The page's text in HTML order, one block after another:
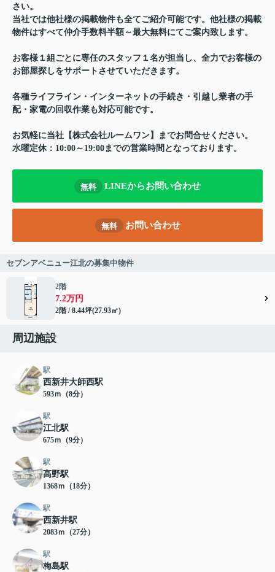
さい。
当社では他社様の掲載物件も全てご紹介可能です。他社様の掲載
物件はすべて仲介手数料半額～最大無料にてご案内致します。
お客様１組ごとに専任のスタッフ１名が担当し、全力でお客様の
お部屋探しをサポートさせていただきます。
各種ライフライン・インターネットの手続き・引越し業者の手
配・家電の回収作業も対応可能です。
お気軽に当社【株式会社ルームワン】までお問合せください。
水曜定休：10:00～19:00までの営業時間となっております。
無料 LINEからお問い合わせ
無料 お問い合わせ
セブンアベニュー江北の募集中物件
2階
7.2万円
2階 / 8.44坪(27.93㎡)
周辺施設
駅
西新井大師西駅
593ｍ（8分）
駅
江北駅
675ｍ（9分）
駅
高野駅
1368ｍ（18分）
駅
西新井駅
2083ｍ（27分）
駅
梅島駅